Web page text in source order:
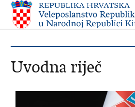
Uvodna riječ